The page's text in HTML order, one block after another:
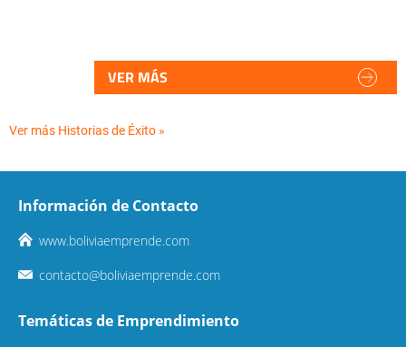
VER MÁS
Ver más Historias de Éxito »
Información de Contacto
www.boliviaemprende.com
contacto@boliviaemprende.com
Temáticas de Emprendimiento